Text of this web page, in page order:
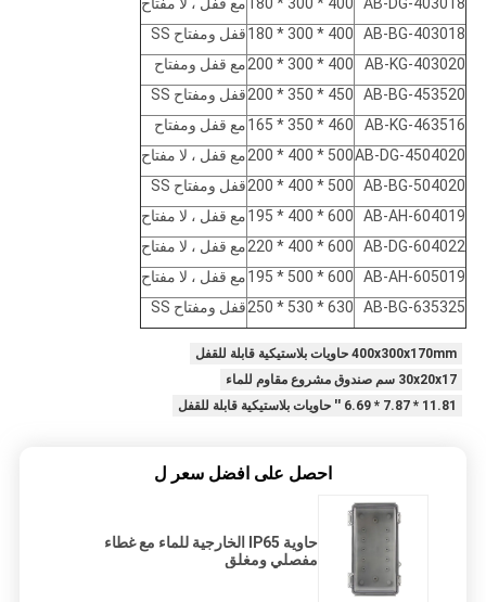
AB-DG-403018
400 * 300 * 180
مع قفل ، لا مفتاح
AB-BG-403018
400 * 300 * 180
قفل ومفتاح SS
AB-KG-403020
400 * 300 * 200
مع قفل ومفتاح
AB-BG-453520
450 * 350 * 200
قفل ومفتاح SS
AB-KG-463516
460 * 350 * 165
مع قفل ومفتاح
AB-DG-4504020
500 * 400 * 200
مع قفل ، لا مفتاح
AB-BG-504020
500 * 400 * 200
قفل ومفتاح SS
AB-AH-604019
600 * 400 * 195
مع قفل ، لا مفتاح
AB-DG-604022
600 * 400 * 220
مع قفل ، لا مفتاح
AB-AH-605019
600 * 500 * 195
مع قفل ، لا مفتاح
AB-BG-635325
630 * 530 * 250 قفل ومفتاح SS
400x300x170mm حاويات بلاستيكية قابلة للقفل
30x20x17 سم صندوق مشروع مقاوم للماء
11.81 * 7.87 * 6.69 '' حاويات بلاستيكية قابلة للقفل
احصل على افضل سعر ل
حاوية IP65 الخارجية للماء مع غطاء
مفصلي ومغلق